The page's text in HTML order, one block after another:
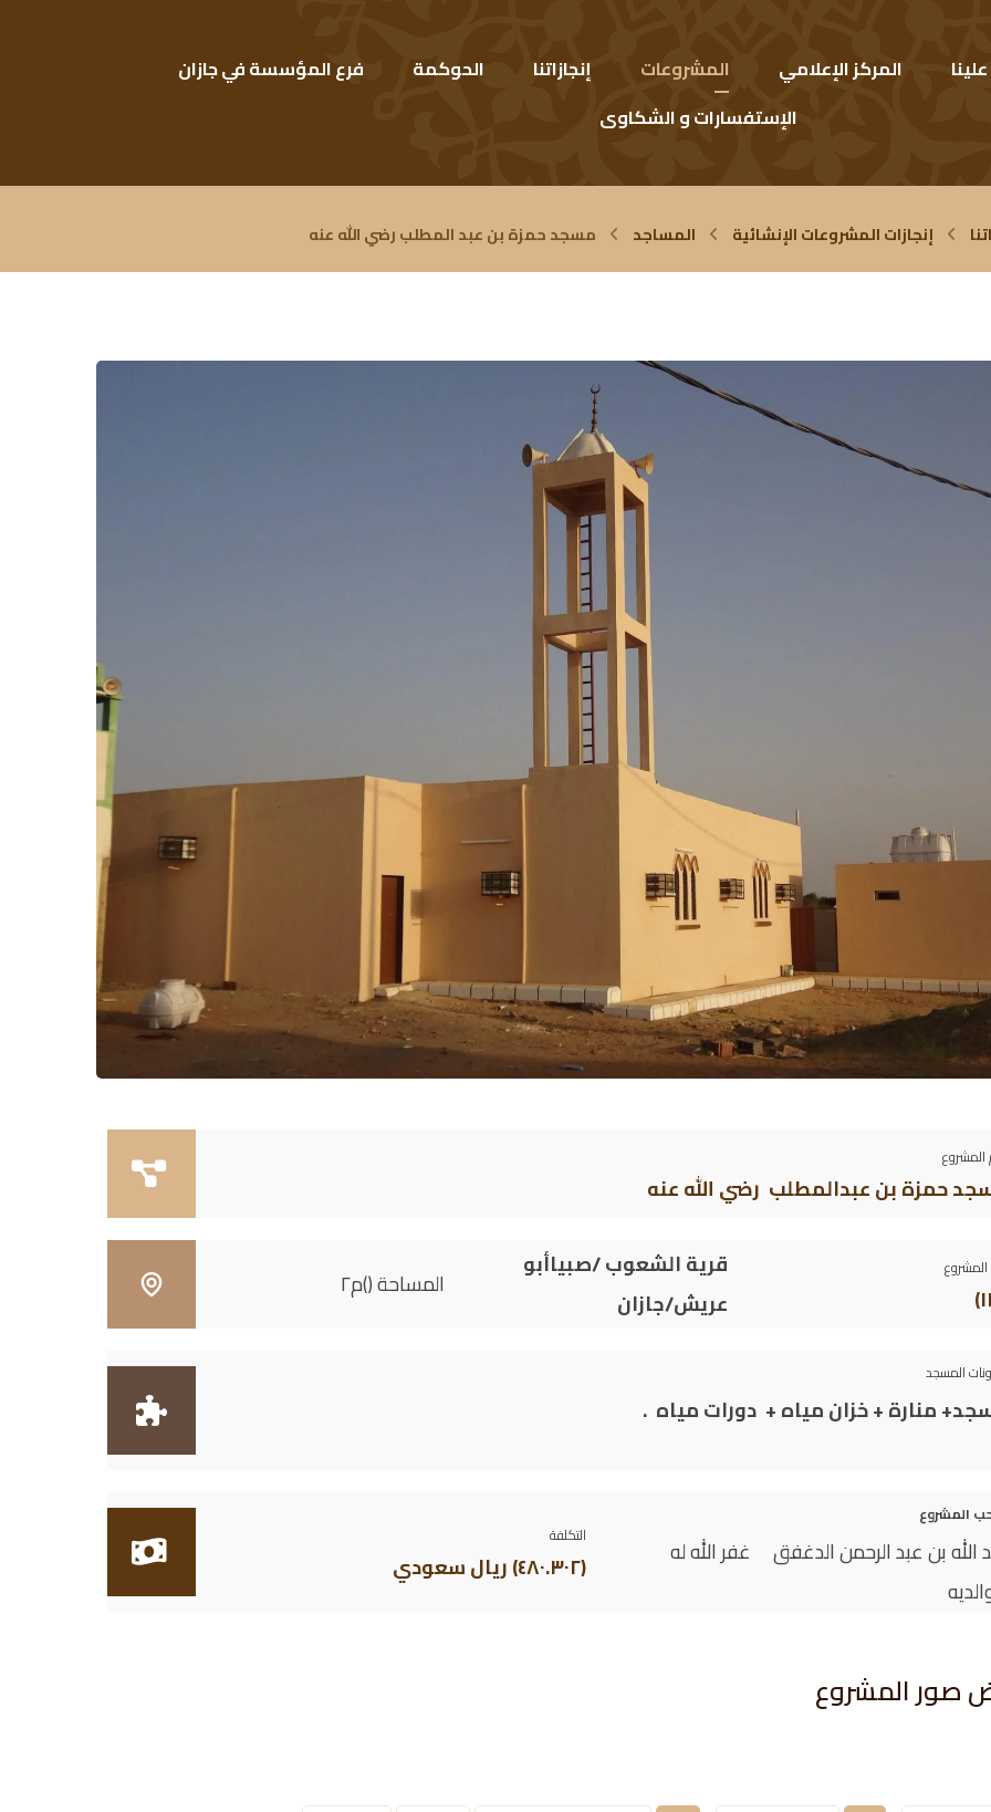
المركز الإعلامي المشروعات إنجازاتنا الحوكمة
فرع المؤسسة في جازان
الإستفسارات و الشكاوى
إنجازات المشروعات الإنشائية المساجد مسجد حمزة بن عبد المطلب رضي الله عنه
حمزة بن عبدالمطلب رضي الله عنه
قرية الشعوب /صبياأبو
عريش/جازان
المساحة ()م٢
المسجد
منارة + خزان مياه + دورات مياه .
المشروع
الله بن عبد الرحمن الدغفق غفر الله له
التكلفة
(٤٨٠.٣٠٢) ريال سعودي
صور المشروع​